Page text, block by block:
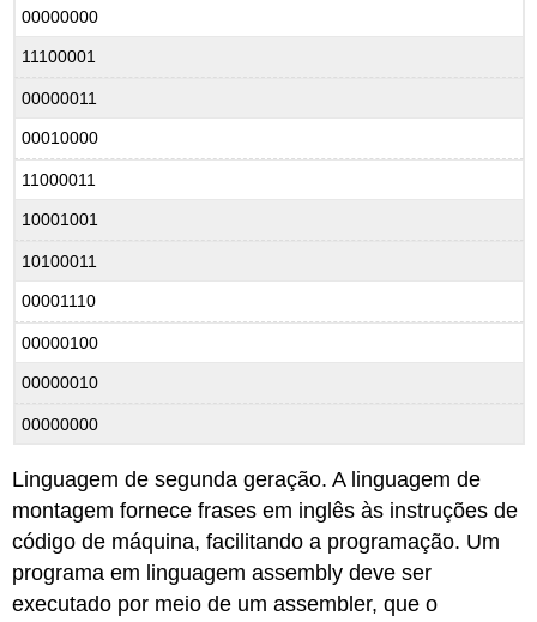
00000000
11100001
00000011
00010000
11000011
10001001
10100011
00001110
00000100
00000010
00000000
Linguagem de segunda geração. A linguagem de
montagem fornece frases em inglês às instruções de
código de máquina, facilitando a programação. Um
programa em linguagem assembly deve ser
executado por meio de um assembler, que o